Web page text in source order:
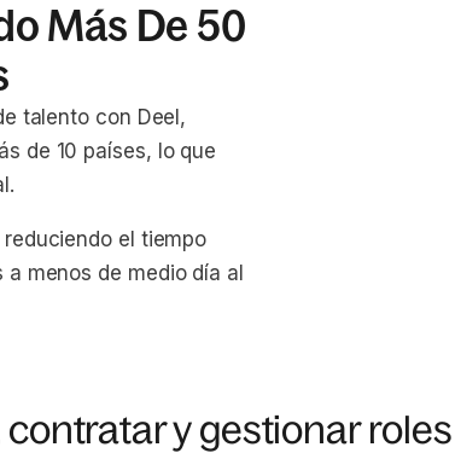
Más De 50
talento con Deel,
de 10 países, lo que
el tiempo
menos de medio día al
y gestionar roles